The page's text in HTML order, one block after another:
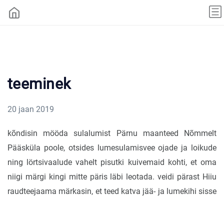
teeminek
20 jaan 2019
kõndisin mööda sulalumist Pärnu maanteed Nõmmelt
Pääsküla poole, otsides lumesulamisvee ojade ja loikude
ning lörtsivaalude vahelt pisutki kuivemaid kohti, et oma
niigi märgi kingi mitte päris läbi leotada. veidi pärast Hiiu
raudteejaama märkasin, et teed katva jää- ja lumekihi sisse